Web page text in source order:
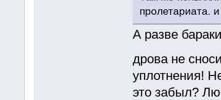
пролетариата.
А разве
дрова не
уплотнения!
это забыл?